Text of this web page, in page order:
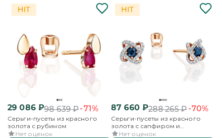
29 086₽98 639₽-71%
Серьги-пусеты из красного
золота с рубином
Нет оценок
87 660₽288 265₽-70%
Серьги-пусеты из красного
золота с сапфиром и
бриллиантами
Нет оценок